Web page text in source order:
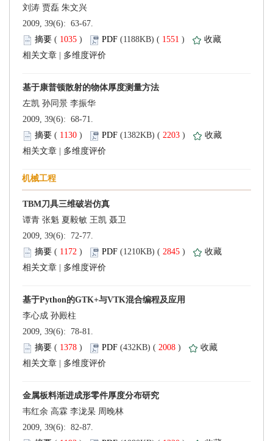
2009, 39(6): 63-67.
(
) 1551 )
2009, 39(6): 68-71.
(
) 2203 )
2009, 39(6): 72-77.
(
) 2845 )
2009, 39(6): 78-81.
(
) 2008 )
2009, 39(6): 82-87.